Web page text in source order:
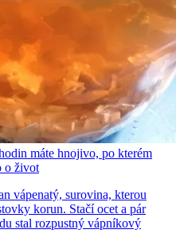
máte hnojivo, po kterém
o život
vápenatý, surovina, kterou
korun. Stačí ocet a pár
stal rozpustný vápníkový